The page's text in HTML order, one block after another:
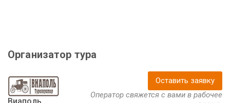
Организатор тура
Оставить заявку
Оператор свяжется с вами в рабочее